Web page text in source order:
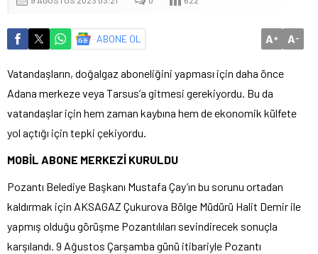
ABONE OL A+ A-
Vatandaşların, doğalgaz aboneliğini yapması için daha önce
Adana merkeze veya Tarsus’a gitmesi gerekiyordu. Bu da
vatandaşlar için hem zaman kaybına hem de ekonomik külfete
yol açtığı için tepki çekiyordu.
MOBİL ABONE MERKEZİ KURULDU
Pozantı Belediye Başkanı Mustafa Çay’ın bu sorunu ortadan
kaldırmak için AKSAGAZ Çukurova Bölge Müdürü Halit Demir ile
yapmış olduğu görüşme Pozantılıları sevindirecek sonuçla
karşılandı. 9 Ağustos Çarşamba günü itibariyle Pozantı